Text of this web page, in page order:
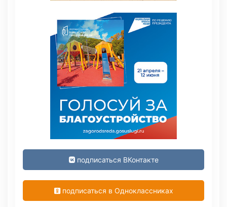
подписаться ВКонтакте
подписаться в Одноклассниках